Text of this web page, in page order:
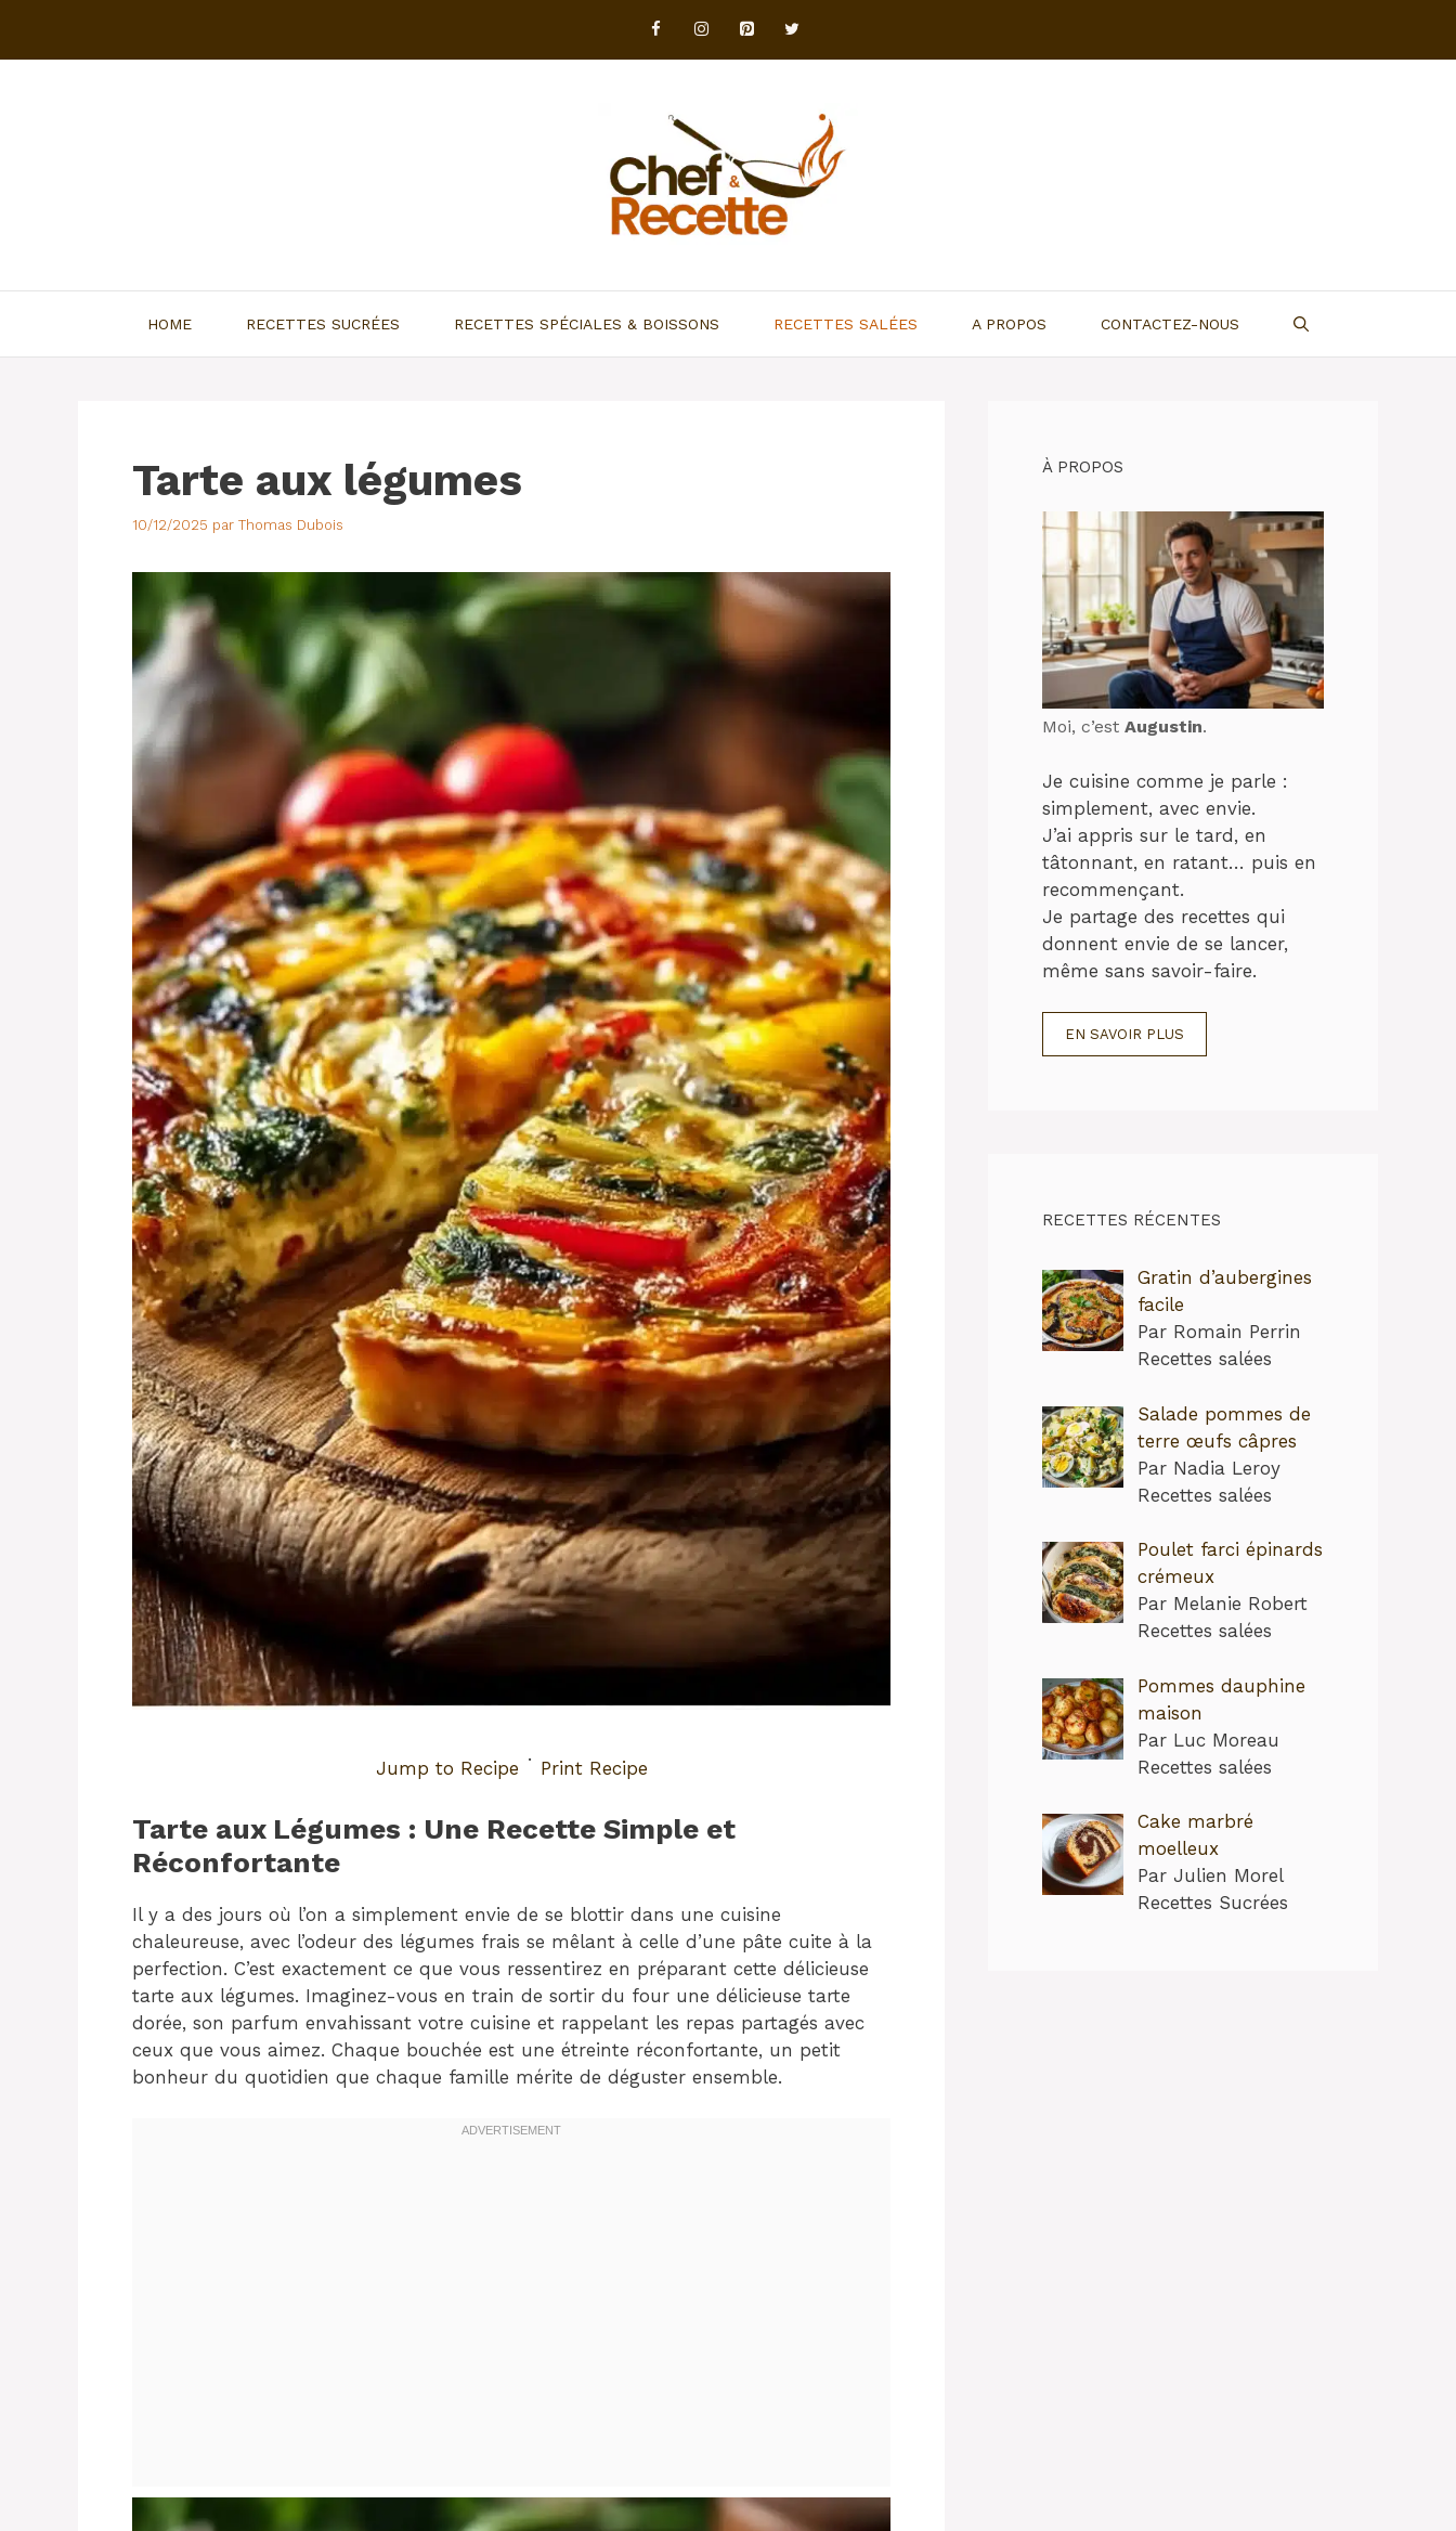
contenu
HOME RECETTES SUCRÉES RECETTES SPÉCIALES & BOISSONS RECETTES SALÉES A PROPOS CONTACTEZ-NOUS
Tarte aux légumes
10/12/2025 par Thomas Dubois
Jump to Recipe · Print Recipe
Tarte aux Légumes : Une Recette Simple et
Réconfortante
Il y a des jours où l’on a simplement envie de se blottir dans une cuisine
chaleureuse, avec l’odeur des légumes frais se mêlant à celle d’une pâte cuite à la
perfection. C’est exactement ce que vous ressentirez en préparant cette délicieuse
tarte aux légumes. Imaginez-vous en train de sortir du four une délicieuse tarte
dorée, son parfum envahissant votre cuisine et rappelant les repas partagés avec
ceux que vous aimez. Chaque bouchée est une étreinte réconfortante, un petit
bonheur du quotidien que chaque famille mérite de déguster ensemble.
À PROPOS
Moi, c’est Augustin.
Je cuisine comme je parle :
simplement, avec envie.
J’ai appris sur le tard, en
tâtonnant, en ratant… puis en
recommençant.
Je partage des recettes qui
donnent envie de se lancer,
même sans savoir-faire.
EN SAVOIR PLUS
RECETTES RÉCENTES
Gratin d’aubergines
facile
Par Romain Perrin
Recettes salées
Salade pommes de
terre œufs câpres
Par Nadia Leroy
Recettes salées
Poulet farci épinards
crémeux
Par Melanie Robert
Recettes salées
Pommes dauphine
maison
Par Luc Moreau
Recettes salées
Cake marbré
moelleux
Par Julien Morel
Recettes Sucrées